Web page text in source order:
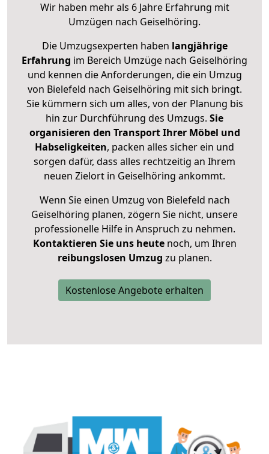
Wir haben mehr als 6 Jahre Erfahrung mit
Umzügen nach Geiselhöring.
Die Umzugsexperten haben langjährige
Erfahrung im Bereich Umzüge nach Geiselhöring
und kennen die Anforderungen, die ein Umzug
von Bielefeld nach Geiselhöring mit sich bringt.
Sie kümmern sich um alles, von der Planung bis
hin zur Durchführung des Umzugs. Sie
organisieren den Transport Ihrer Möbel und
Habseligkeiten, packen alles sicher ein und
sorgen dafür, dass alles rechtzeitig an Ihrem
neuen Zielort in Geiselhöring ankommt.
Wenn Sie einen Umzug von Bielefeld nach
Geiselhöring planen, zögern Sie nicht, unsere
professionelle Hilfe in Anspruch zu nehmen.
Kontaktieren Sie uns heutenoch, um Ihren
reibungslosen Umzug zu planen.
Kostenlose Angebote erhalten